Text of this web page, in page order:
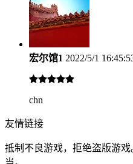
宏尔馆1 2022/5/1
chn
友情链接
抵制不良游戏，拒绝盗版游